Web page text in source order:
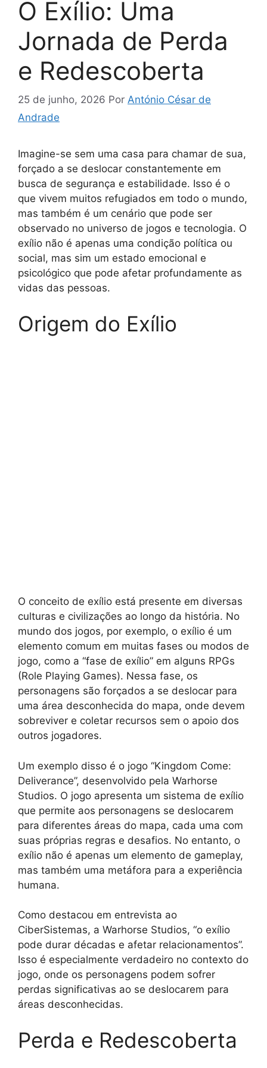
O Exílio: Uma
Jornada de Perda
e Redescoberta
25 de junho, 2026 Por António César de
Andrade
Imagine-se sem uma casa para chamar de sua,
forçado a se deslocar constantemente em
busca de segurança e estabilidade. Isso é o
que vivem muitos refugiados em todo o mundo,
mas também é um cenário que pode ser
observado no universo de jogos e tecnologia. O
exílio não é apenas uma condição política ou
social, mas sim um estado emocional e
psicológico que pode afetar profundamente as
vidas das pessoas.
Origem do Exílio
O conceito de exílio está presente em diversas
culturas e civilizações ao longo da história. No
mundo dos jogos, por exemplo, o exílio é um
elemento comum em muitas fases ou modos de
jogo, como a “fase de exílio” em alguns RPGs
(Role Playing Games). Nessa fase, os
personagens são forçados a se deslocar para
uma área desconhecida do mapa, onde devem
sobreviver e coletar recursos sem o apoio dos
outros jogadores.
Um exemplo disso é o jogo “Kingdom Come:
Deliverance”, desenvolvido pela Warhorse
Studios. O jogo apresenta um sistema de exílio
que permite aos personagens se deslocarem
para diferentes áreas do mapa, cada uma com
suas próprias regras e desafios. No entanto, o
exílio não é apenas um elemento de gameplay,
mas também uma metáfora para a experiência
humana.
Como destacou em entrevista ao
CiberSistemas, a Warhorse Studios, “o exílio
pode durar décadas e afetar relacionamentos”.
Isso é especialmente verdadeiro no contexto do
jogo, onde os personagens podem sofrer
perdas significativas ao se deslocarem para
áreas desconhecidas.
Perda e Redescoberta